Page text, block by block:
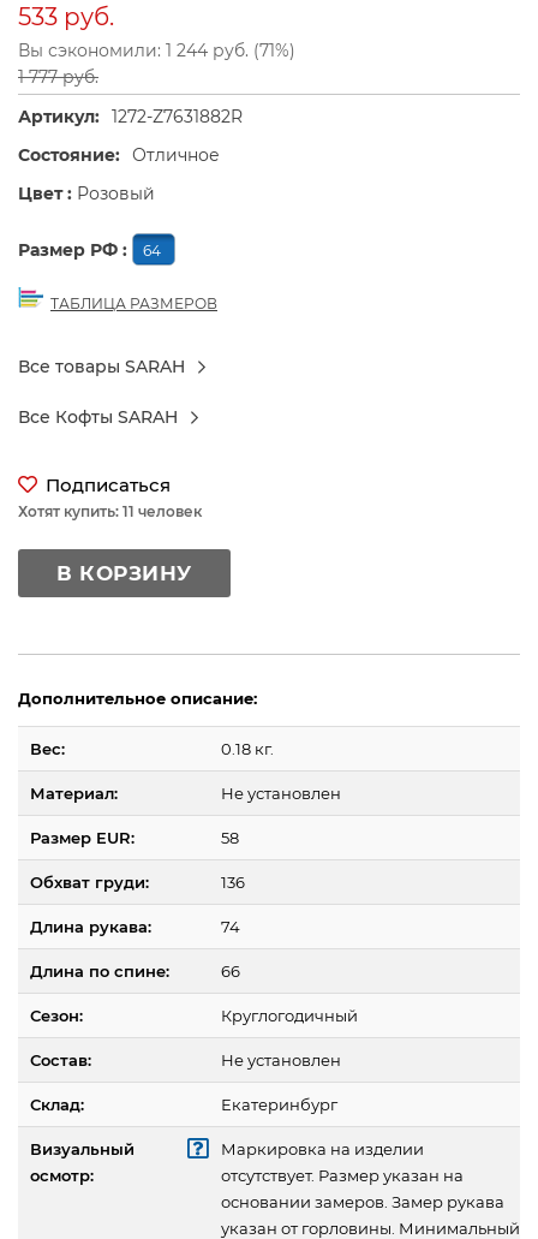
533 руб.
Вы сэкономили: 1 244 руб. (71%)
1 777 руб.
Артикул: 1272-Z7631882R
Состояние: Отличное
Цвет : Розовый
Размер РФ : 64
ТАБЛИЦА РАЗМЕРОВ
Все товары SARAH
Все Кофты SARAH
Подписаться
Хотят купить: 11 человек
В КОРЗИНУ
Дополнительное описание:
Вес: 0.18 кг.
Материал: Не установлен
Размер EUR: 58
Обхват груди: 136
Длина рукава: 74
Длина по спине: 66
Сезон: Круглогодичный
Состав: Не установлен
Склад: Екатеринбург
Визуальный
осмотр:
Маркировка на изделии
отсутствует. Размер указан на
основании замеров. Замер рукава
указан от горловины. Минимальный